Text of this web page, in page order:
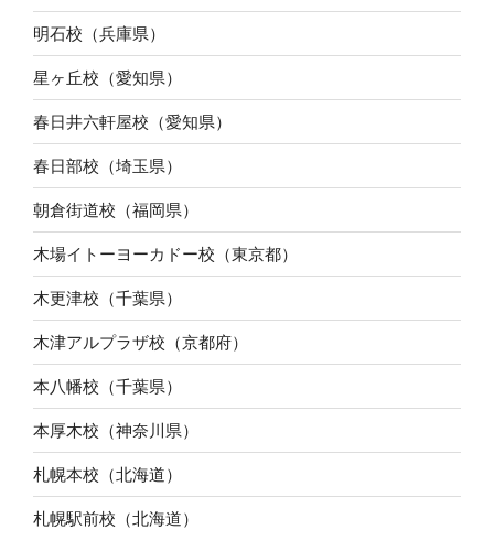
明石校（兵庫県）
星ヶ丘校（愛知県）
春日井六軒屋校（愛知県）
春日部校（埼玉県）
朝倉街道校（福岡県）
木場イトーヨーカドー校（東京都）
木更津校（千葉県）
木津アルプラザ校（京都府）
本八幡校（千葉県）
本厚木校（神奈川県）
札幌本校（北海道）
札幌駅前校（北海道）